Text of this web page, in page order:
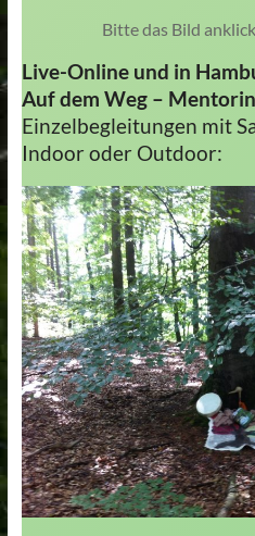
Bitte das Bild
Live-Online und in
Auf dem Weg –
Einzelbegleitungen mit
Indoor oder Outdoor: